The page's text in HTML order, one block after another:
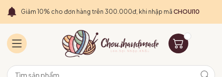
Giảm 10% cho đơn hàng trên 300.000đ, khi nhập mã CHOUI10